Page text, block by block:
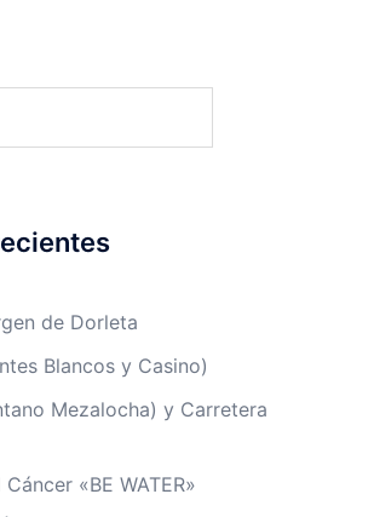
de Dorleta
Blancos y Casino)
Mezalocha) y Carretera
«BE WATER»